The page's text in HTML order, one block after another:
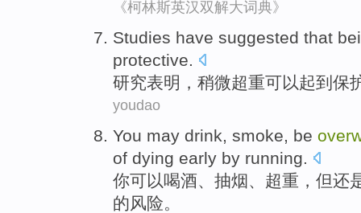
《柯林斯英汉双解大词典》
Studies have suggested that
protective.
研究表明 ， 稍微超重可以起到保
youdao
You may drink smoke be
of dying early by running
你可以喝酒 抽烟 超重 ， 但还
的风险 。